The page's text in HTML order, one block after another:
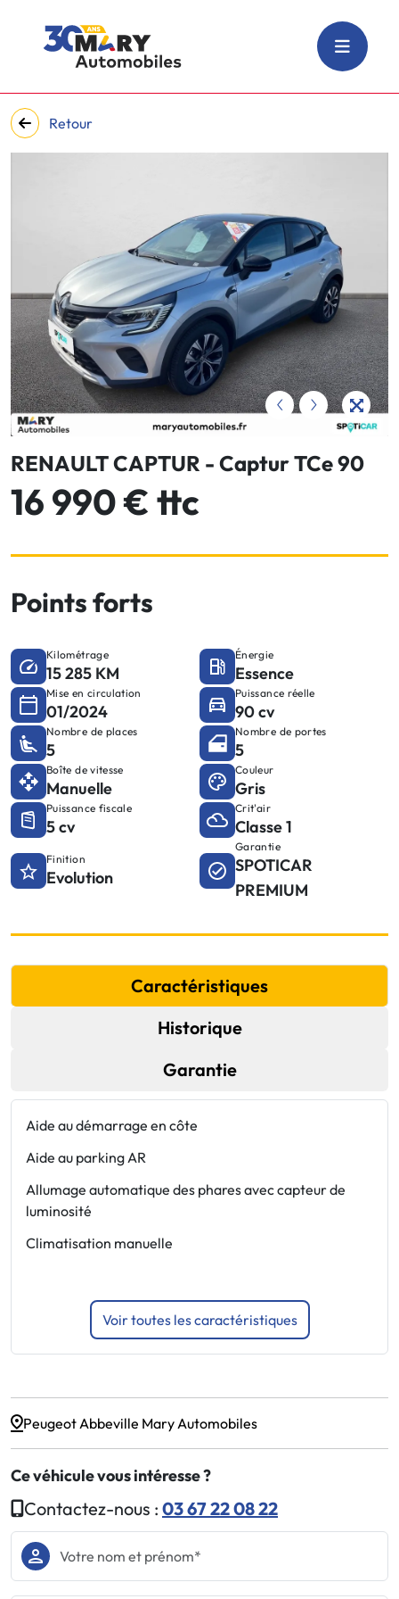
Retour
‹ ›
RENAULT CAPTUR - Captur TCe 90
16 990 € ttc
Points forts
Kilométrage
15 285 KM
Énergie
Essence
Mise en circulation
01/2024
Puissance réelle
90 cv
Nombre de places
5
Nombre de portes
5
Boîte de vitesse
Manuelle
Couleur
Gris
Puissance fiscale
5 cv
Crit'air
Classe 1
Finition
Evolution
Garantie
SPOTICAR
PREMIUM
Caractéristiques
Historique
Garantie
Aide au démarrage en côte
Aide au parking AR
Allumage automatique des phares avec capteur de
luminosité
Climatisation manuelle
Voir toutes les caractéristiques
Peugeot Abbeville Mary Automobiles
Ce véhicule vous intéresse ?
Contactez-nous : 03 67 22 08 22